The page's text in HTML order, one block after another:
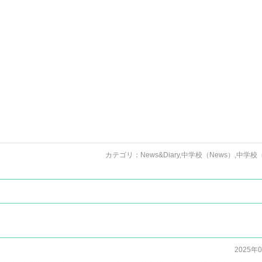
カテゴリ： News&Diary,中学校（News） 中学校
2025年